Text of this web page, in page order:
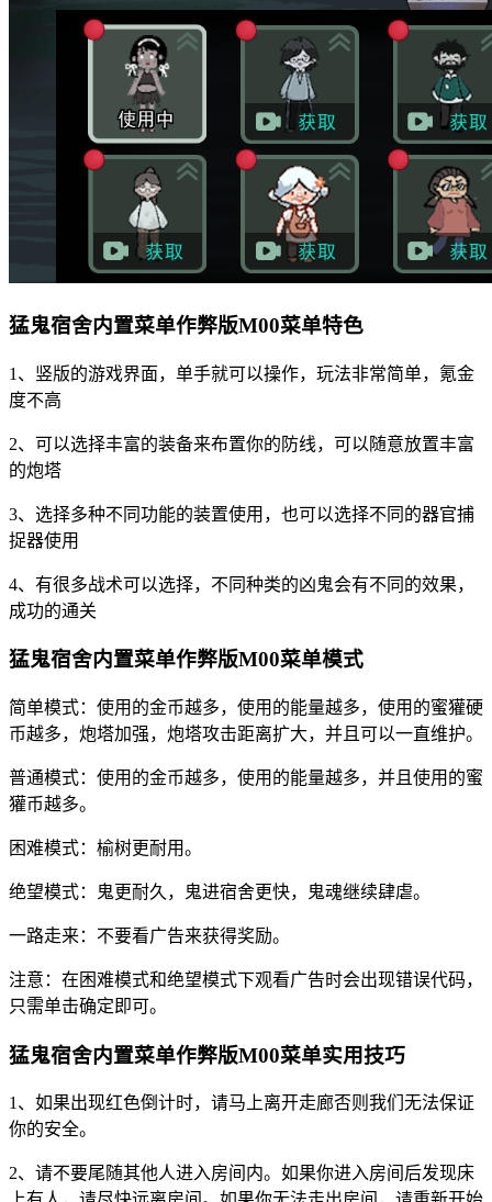
猛鬼宿舍内置菜单作弊版M00菜单特色
1、竖版的游戏界面，单手就可以操作，玩法非常简单，氪金
度不高
2、可以选择丰富的装备来布置你的防线，可以随意放置丰富
的炮塔
3、选择多种不同功能的装置使用，也可以选择不同的器官捕
捉器使用
4、有很多战术可以选择，不同种类的凶鬼会有不同的效果，
成功的通关
猛鬼宿舍内置菜单作弊版M00菜单模式
简单模式：使用的金币越多，使用的能量越多，使用的蜜獾硬
币越多，炮塔加强，炮塔攻击距离扩大，并且可以一直维护。
普通模式：使用的金币越多，使用的能量越多，并且使用的蜜
獾币越多。
困难模式：榆树更耐用。
绝望模式：鬼更耐久，鬼进宿舍更快，鬼魂继续肆虐。
一路走来：不要看广告来获得奖励。
注意：在困难模式和绝望模式下观看广告时会出现错误代码，
只需单击确定即可。
猛鬼宿舍内置菜单作弊版M00菜单实用技巧
1、如果出现红色倒计时，请马上离开走廊否则我们无法保证
你的安全。
2、请不要尾随其他人进入房间内。如果你进入房间后发现床